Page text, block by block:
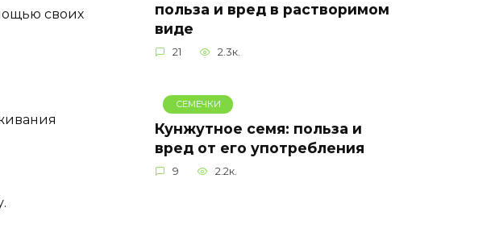
своих
польза и вред в растворимом
виде
21 2.3к.
СЕМЕЧКИ
Кунжутное семя: польза и
вред от его употребления
9 2.2к.